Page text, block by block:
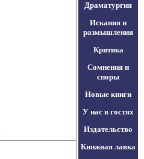
Драматургия
Искания и
размышления
Критика
Сомнения и
споры
Новые книги
У нас в гостях
Издательство
Книжная лавка